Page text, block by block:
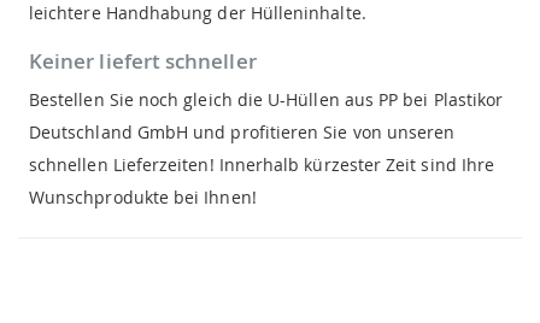
leichtere Handhabung der Hülleninhalte.
Keiner liefert schneller
Bestellen Sie noch gleich die U-Hüllen aus PP bei Plastikor
Deutschland GmbH und profitieren Sie von unseren
schnellen Lieferzeiten! Innerhalb kürzester Zeit sind Ihre
Wunschprodukte bei Ihnen!